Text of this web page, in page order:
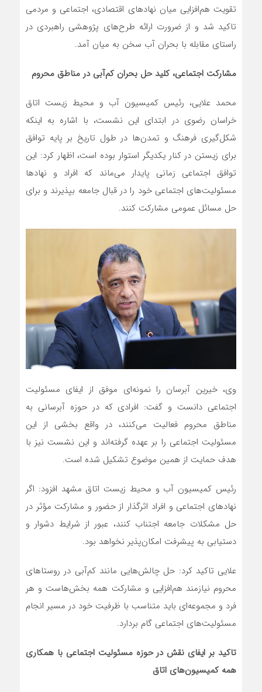
تقویت هم‌افزایی میان نهادهای اقتصادی، اجتماعی و مردمی
تاکید شد و از ضرورت ارائه طرح‌های پژوهشی راهبردی در
راستای مقابله با بحران آب سخن به میان آمد.
مشارکت اجتماعی، کلید حل بحران کم‌آبی در مناطق محروم
محمد علایی، رئیس کمیسیون آب و محیط زیست اتاق
خراسان رضوی در ابتدای این نشست، با اشاره به اینکه
شکل‌گیری فرهنگ و تمدن‌ها در طول تاریخ بر پایه توافق
برای زیستن در کنار یکدیگر استوار بوده است، اظهار کرد: این
توافق اجتماعی زمانی پایدار می‌ماند که افراد و نهادها
مسئولیت‌های اجتماعی خود را در قبال جامعه بپذیرند و برای
حل مسائل عمومی مشارکت کنند.
وی، خیرین آبرسان را نمونه‌ای موفق از ایفای مسئولیت
اجتماعی دانست و گفت: افرادی که در حوزه آبرسانی به
مناطق محروم فعالیت می‌کنند، در واقع بخشی از این
مسئولیت اجتماعی را بر عهده گرفته‌اند و این نشست نیز با
هدف حمایت از همین موضوع تشکیل شده است.
رئیس کمیسیون آب و محیط زیست اتاق مشهد افزود: اگر
نهادهای اجتماعی و افراد اثرگذار از حضور و مشارکت مؤثر در
حل مشکلات جامعه اجتناب کنند، عبور از شرایط دشوار و
دستیابی به پیشرفت امکان‌پذیر نخواهد بود.
علایی تاکید کرد: حل چالش‌هایی مانند کم‌آبی در روستاهای
محروم نیازمند هم‌افزایی و مشارکت همه بخش‌هاست و هر
فرد و مجموعه‌ای باید متناسب با ظرفیت خود در مسیر انجام
مسئولیت‌های اجتماعی گام بردارد.
تاکید بر ایفای نقش در حوزه مسئولیت اجتماعی با همکاری
همه کمیسیون‌های اتاق